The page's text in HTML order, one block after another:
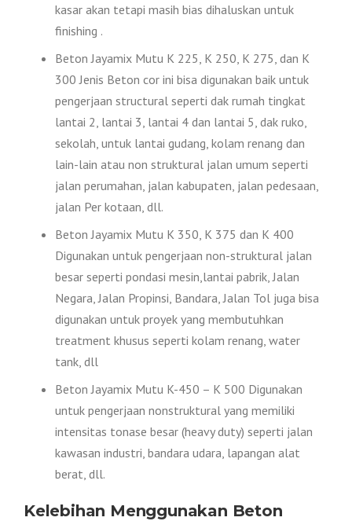
kasar akan tetapi masih bias dihaluskan untuk
finishing .
Beton Jayamix Mutu K 225, K 250, K 275, dan K
300 Jenis Beton cor ini bisa digunakan baik untuk
pengerjaan structural seperti dak rumah tingkat
lantai 2, lantai 3, lantai 4 dan lantai 5, dak ruko,
sekolah, untuk lantai gudang, kolam renang dan
lain-lain atau non struktural jalan umum seperti
jalan perumahan, jalan kabupaten, jalan pedesaan,
jalan Per kotaan, dll.
Beton Jayamix Mutu K 350, K 375 dan K 400
Digunakan untuk pengerjaan non-struktural jalan
besar seperti pondasi mesin,lantai pabrik, Jalan
Negara, Jalan Propinsi, Bandara, Jalan Tol juga bisa
digunakan untuk proyek yang membutuhkan
treatment khusus seperti kolam renang, water
tank, dll
Beton Jayamix Mutu K-450 – K 500 Digunakan
untuk pengerjaan nonstruktural yang memiliki
intensitas tonase besar (heavy duty) seperti jalan
kawasan industri, bandara udara, lapangan alat
berat, dll.
Kelebihan Menggunakan Beton